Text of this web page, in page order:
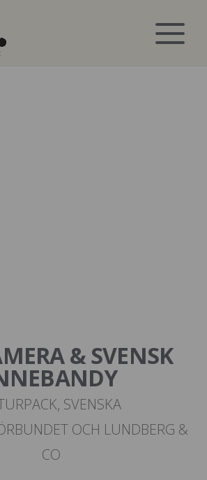
& SVENSK
SVENSKA
OCH LUNDBERG &
CO